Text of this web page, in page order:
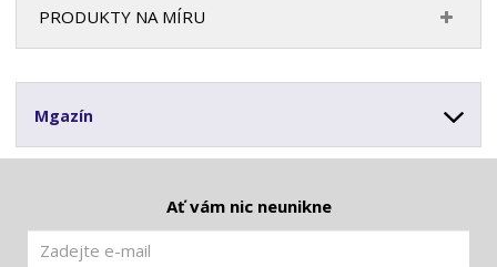
PRODUKTY NA MÍRU
Mgazín
Ať vám nic neunikne